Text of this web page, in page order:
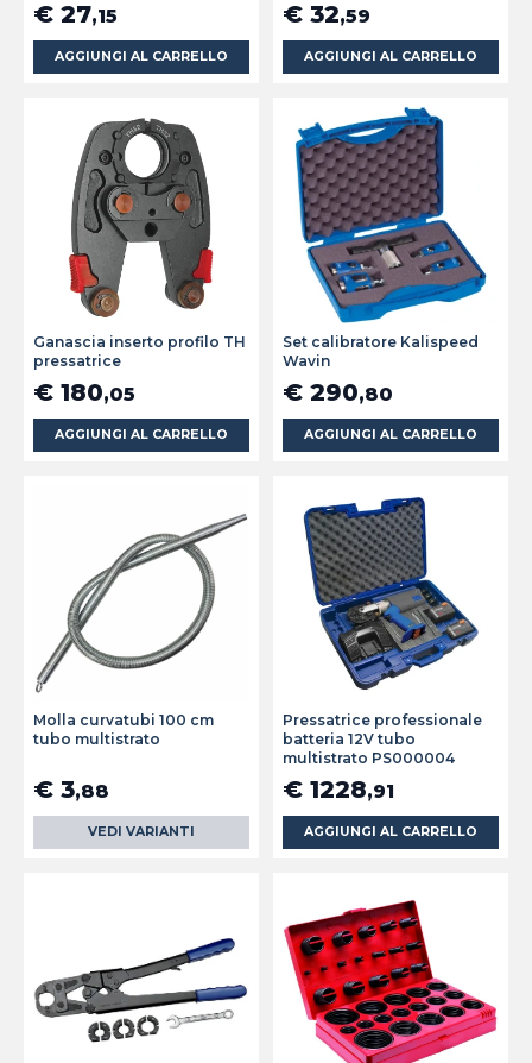
€ 27,15
AGGIUNGI AL CARRELLO
€ 32,59
AGGIUNGI AL CARRELLO
Ganascia inserto profilo TH
pressatrice
€ 180,05
AGGIUNGI AL CARRELLO
Set calibratore Kalispeed
Wavin
€ 290,80
AGGIUNGI AL CARRELLO
Molla curvatubi 100 cm
tubo multistrato
€ 3,88
VEDI VARIANTI
Pressatrice professionale
batteria 12V tubo
multistrato PS000004
€ 1228,91
AGGIUNGI AL CARRELLO